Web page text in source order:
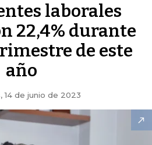
laborales
22,4% durante
de este
año
14 de junio de 2023